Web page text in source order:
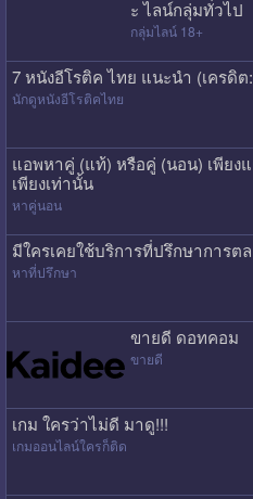
ะ ไลน์กลุ่มทั่วไป
กลุ่มไลน์ 18+
7 หนังอีโรติค ไทย แนะนำ (เครดิต
นักดูหนังอีโรติคไทย
แอพหาคู่ (แท้) หรือคู่ (นอน) เพียง
เพียงเท่านั้น
หาคู่นอน
มีใครเคยใช้บริการที่ปรึกษาการต
หาที่ปรึกษา
ขายดี ดอทคอม
ขายดี
เกม ใครว่าไม่ดี มาดู!!!
เกมออนไลน์ใครก็ติด